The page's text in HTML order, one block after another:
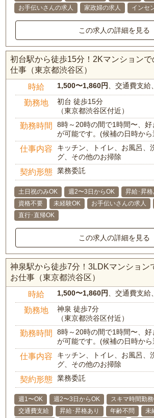
お手伝いさんの求人 家政婦の求人 インセ
この求人の詳細を見る
初台駅から徒歩15分！2Kマンション
仕事（東京都渋谷区）
時給 1,500〜1,860円 、交通費支
勤務地
初台 徒歩15分
（東京都渋谷区付近）
勤務時間
8時～20時の間で1時間〜、好
が可能です。(候補の日時から
仕事内容
キッチン、トイレ、お風呂、
グ、その他のお掃除
契約形態 業務委託
土日祝のみOK 週2〜3日からOK 昇給･昇格
資格不要
未経験OK お手伝いさんの求人
直行･直帰OK
この求人の詳細を見る
神泉駅から徒歩7分！3LDKマンション
お仕事（東京都渋谷区）
時給 1,500〜1,860円 、交通費支
勤務地
神泉 徒歩7分
（東京都渋谷区付近）
勤務時間
8時～20時の間で1時間〜、好
が可能です。(候補の日時から
仕事内容
キッチン、トイレ、お風呂、
グ、その他のお掃除
契約形態 業務委託
週1〜OK 週2〜3日からOK スキマ時間勤
交通費支給
昇給･昇格あり 年齢不問
未